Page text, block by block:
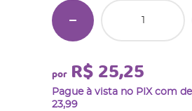
por R$ 25,25
Pague à vista no PIX com
23,99